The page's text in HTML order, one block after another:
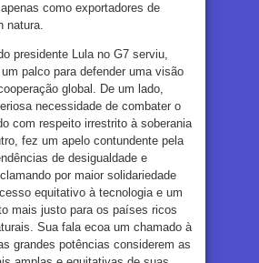
como exportadores de
natura.
presidente Lula no G7 serviu,
palco para defender uma visão
global. De um lado,
necessidade de combater o
com respeito irrestrito à soberania
fez um apelo contundente pela
de desigualdade e
por maior solidariedade
equitativo à tecnologia e um
mais justo para os países ricos
Sua fala ecoa um chamado à
grandes potências considerem as